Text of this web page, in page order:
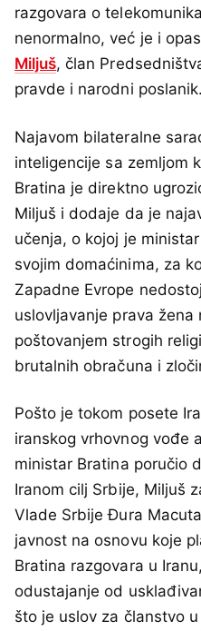
razgovara o
nenormalno, već je i
Miljuš, član
pravde i narodni poslanik.
Najavom bilateralne
inteligencije sa zemljom
Bratina je direktno
Miljuš i dodaje da je
učenja, o kojoj je
svojim domaćinima, za
Zapadne Evrope
uslovljavanje prava žena
poštovanjem strogih
brutalnih obračuna i
Pošto je tokom posete
iranskog vrhovnog vođe
ministar Bratina poručio
Iranom cilj Srbije, Miljuš
Vlade Srbije Đura
javnost na osnovu koje
Bratina razgovara u
odustajanje od
što je uslov za članstvo